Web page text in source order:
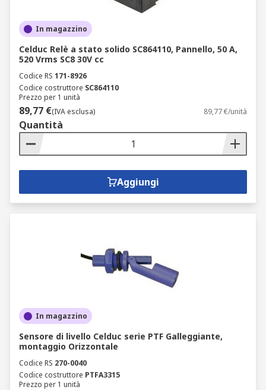
In magazzino
Celduc Relè a stato solido SC864110, Pannello, 50 A,
520 Vrms SC8 30V cc
Codice RS 171-8926
Codice costruttore SC864110
Prezzo per 1 unità
89,77 €(IVA esclusa) 89,77 €/unità
Quantità
Aggiungi
In magazzino
Sensore di livello Celduc serie PTF Galleggiante,
montaggio Orizzontale
Codice RS 270-0040
Codice costruttore PTFA3315
Prezzo per 1 unità